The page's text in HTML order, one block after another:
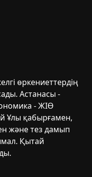
өркениеттердің
Астанасы -
- ЖІӨ
Ұлы қабырғамен,
және тез дамып
Қытай